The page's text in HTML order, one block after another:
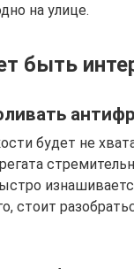
на улице.
быть
будет не
стоит